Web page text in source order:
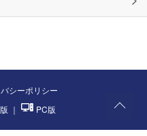
シーポリシー
｜ PC版